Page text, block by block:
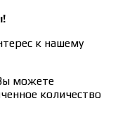
к нашему
можете
количество